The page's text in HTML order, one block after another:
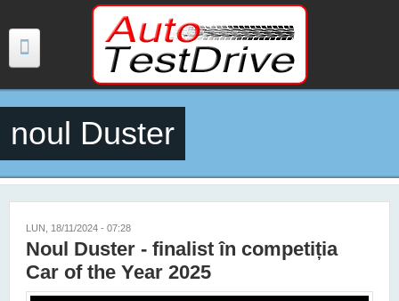
Mergi la conţinutul principal
TESTE
ŞTIRI
VIDEO
PREȚURI MODELE NOI
noul Duster
LUN, 18/11/2024 - 07:28
Noul Duster - finalist în competiția
Car of the Year 2025